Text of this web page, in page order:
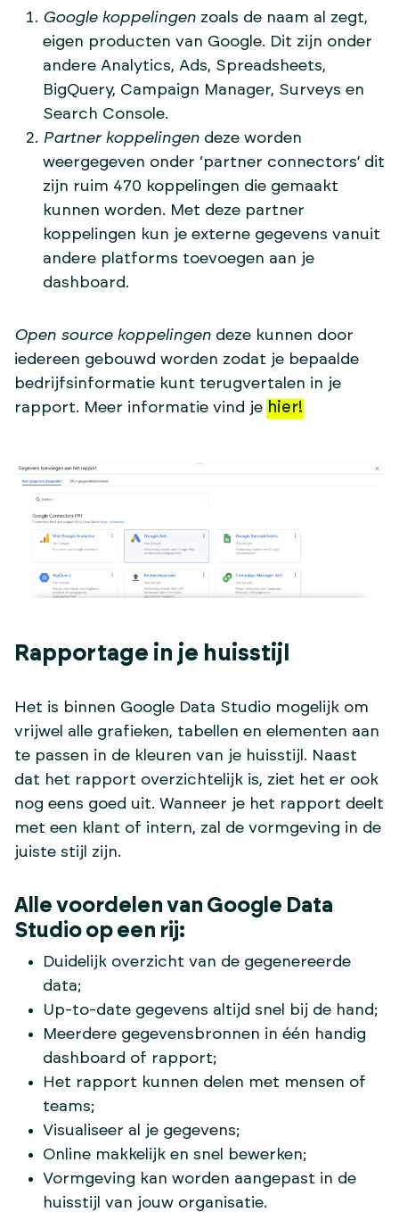
Google koppelingen zoals de naam al zegt,
eigen producten van Google. Dit zijn onder
andere Analytics, Ads, Spreadsheets,
BigQuery, Campaign Manager, Surveys en
Search Console.
Partner koppelingen deze worden
weergegeven onder ‘partner connectors’ dit
zijn ruim 470 koppelingen die gemaakt
kunnen worden. Met deze partner
koppelingen kun je externe gegevens vanuit
andere platforms toevoegen aan je
dashboard.
Open source koppelingen deze kunnen door
iedereen gebouwd worden zodat je bepaalde
bedrijfsinformatie kunt terugvertalen in je
rapport. Meer informatie vind je hier!
Rapportage in je huisstijl
Het is binnen Google Data Studio mogelijk om
vrijwel alle grafieken, tabellen en elementen aan
te passen in de kleuren van je huisstijl. Naast
dat het rapport overzichtelijk is, ziet het er ook
nog eens goed uit. Wanneer je het rapport deelt
met een klant of intern, zal de vormgeving in de
juiste stijl zijn.
Alle voordelen van Google Data
Studio op een rij:
Duidelijk overzicht van de gegenereerde
data;
Up-to-date gegevens altijd snel bij de hand;
Meerdere gegevensbronnen in één handig
dashboard of rapport;
Het rapport kunnen delen met mensen of
teams;
Visualiseer al je gegevens;
Online makkelijk en snel bewerken;
Vormgeving kan worden aangepast in de
huisstijl van jouw organisatie.